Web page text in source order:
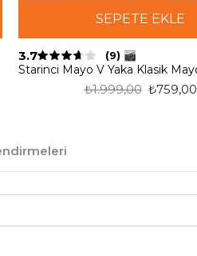
SEPETE EKLE
3.7 (9)
₺759,00
₺1.999,00